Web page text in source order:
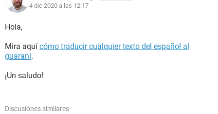
4 dic 2020 a las 12:17
Hola,
Mira aquí cómo traducir cualquier texto del español al
guaraní.
¡Un saludo!
Discusiones similares